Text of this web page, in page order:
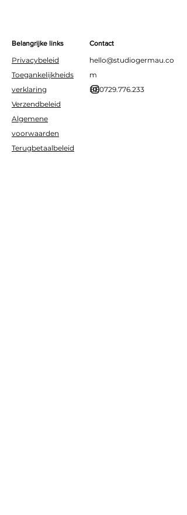
Belangrijke links
Privacybeleid
Toegankelijkheids
verklaring
Verzendbeleid
Algemene
voorwaarden
Terugbetaalbeleid
Contact
hello@studiogermau.co
m
BE0729.776.233